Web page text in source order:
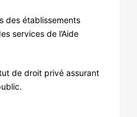
des établissements
services de l’Aide
de droit privé assurant